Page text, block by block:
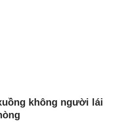
không người lái